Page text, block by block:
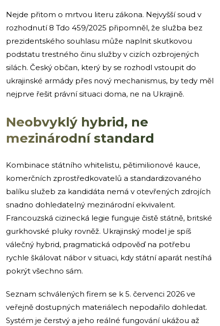
Nejde přitom o mrtvou literu zákona. Nejvyšší soud v
rozhodnutí 8 Tdo 459/2025 připomněl, že služba bez
prezidentského souhlasu může naplnit skutkovou
podstatu trestného činu služby v cizích ozbrojených
silách. Český občan, který by se rozhodl vstoupit do
ukrajinské armády přes nový mechanismus, by tedy měl
nejprve řešit právní situaci doma, ne na Ukrajině.
Neobvyklý hybrid, ne
mezinárodní standard
Kombinace státního whitelistu, pětimilionové kauce,
komerčních zprostředkovatelů a standardizovaného
balíku služeb za kandidáta nemá v otevřených zdrojích
snadno dohledatelný mezinárodní ekvivalent.
Francouzská cizinecká legie funguje čistě státně, britské
gurkhovské pluky rovněž. Ukrajinský model je spíš
válečný hybrid, pragmatická odpověď na potřebu
rychle škálovat nábor v situaci, kdy státní aparát nestíhá
pokrýt všechno sám.
Seznam schválených firem se k 5. červenci 2026 ve
veřejně dostupných materiálech nepodařilo dohledat.
Systém je čerstvý a jeho reálné fungování ukážou až